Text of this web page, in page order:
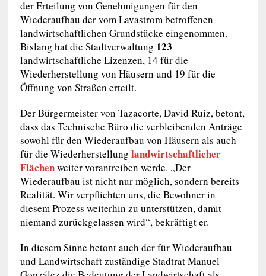
der Erteilung von Genehmigungen für den
Wiederaufbau der vom Lavastrom betroffenen
landwirtschaftlichen Grundstücke eingenommen.
Bislang hat die Stadtverwaltung 123
landwirtschaftliche Lizenzen, 14 für die
Wiederherstellung von Häusern und 19 für die
Öffnung von Straßen erteilt.
Der Bürgermeister von Tazacorte, David Ruiz, betont,
dass das Technische Büro die verbleibenden Anträge
sowohl für den Wiederaufbau von Häusern als auch
für die Wiederherstellung landwirtschaftlicher
Flächenweiter vorantreiben werde. „Der
Wiederaufbau ist nicht nur möglich, sondern bereits
Realität. Wir verpflichten uns, die Bewohner in
diesem Prozess weiterhin zu unterstützen, damit
niemand zurückgelassen wird“, bekräftigt er.
In diesem Sinne betont auch der für Wiederaufbau
und Landwirtschaft zuständige Stadtrat Manuel